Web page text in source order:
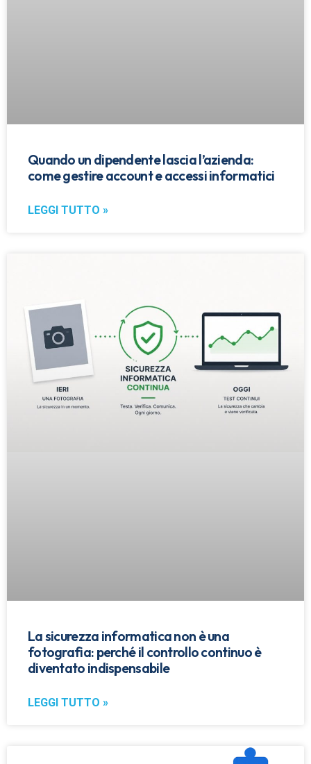
Quando un dipendente lascia l’azienda:
come gestire account e accessi informatici
LEGGI TUTTO »
La sicurezza informatica non è una
fotografia: perché il controllo continuo è
diventato indispensabile
LEGGI TUTTO »